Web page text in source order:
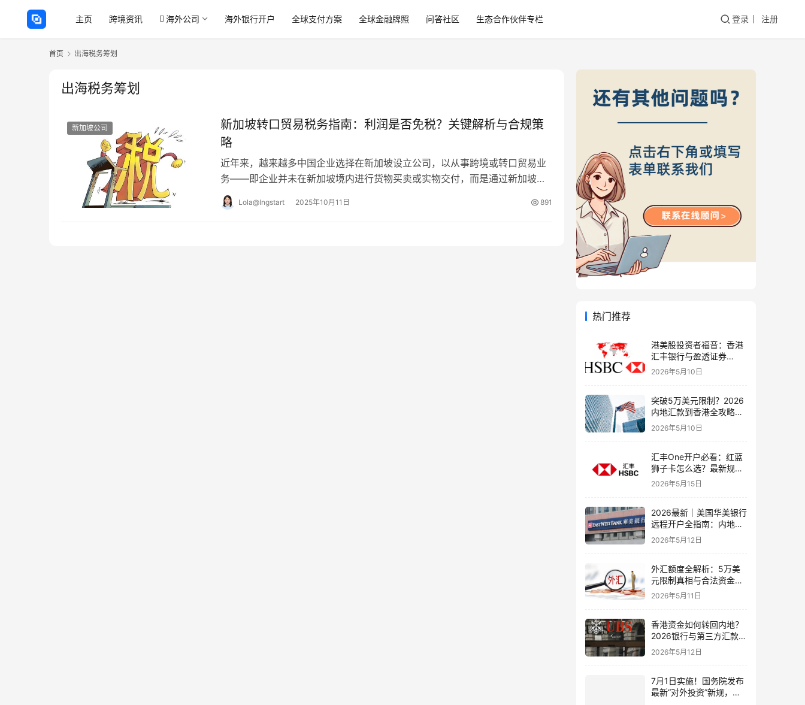
主页 跨境资讯 海外公司 海外银行开户 全球支付方案 全球金融牌照 问答社区 生态合作伙伴专栏 登录 注册
首页 出海税务筹划
出海税务筹划
新加坡公司
新加坡转口贸易税务指南：利润是否免税？关键解析与合规策
略
近年来，越来越多中国企业选择在新加坡设立公司，以从事跨境或转口贸易业
务——即企业并未在新加坡境内进行货物买卖或实物交付，而是通过新加坡公
司作为中间贸易平台实现利润结算。 但许多人误…
Lola@Ingstart 2025年10月11日 891
热门推荐
港美股投资者福音：香港
汇丰银行与盈透证券
（IBKR）绑定入金全流
2026年5月10日
突破5万美元限制？2026
内地汇款到香港全攻略：
4种合法路径、手续费对
比与避坑指南
2026年5月10日
汇丰One开户必看：红蓝
狮子卡怎么选？最新规则
+补办攻略+5个避坑指南
2026年5月15日
2026最新｜美国华美银行
远程开户全指南：内地居
民足不出户办理美股与跨
境账户实操解析
2026年5月12日
外汇额度全解析：5万美
元限制真相与合法资金出
境通道
2026年5月11日
香港资金如何转回内地？
2026银行与第三方汇款全
攻略
2026年5月12日
7月1日实施！国务院发布
最新“对外投资”新规，炒